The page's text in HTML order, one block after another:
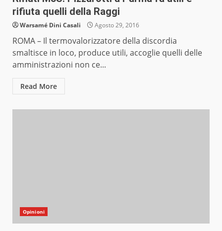
rifiuta quelli della Raggi
Warsamé Dini Casali Agosto 29, 2016
ROMA – Il termovalorizzatore della discordia
smaltisce in loco, produce utili, accoglie quelli delle
amministrazioni non ce...
Read More
Opinioni